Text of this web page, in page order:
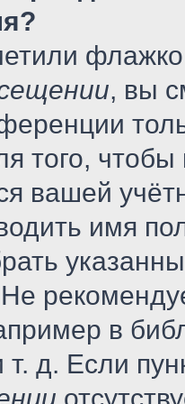
, вы
того, чтобы
вашей
имя
в
т. д. Если